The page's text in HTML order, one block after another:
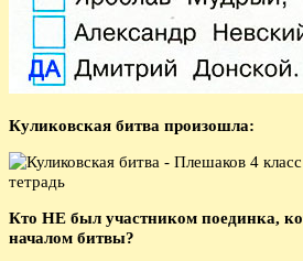
Куликовская битва произошла:
Кто НЕ был участником поединка,
началом битвы?